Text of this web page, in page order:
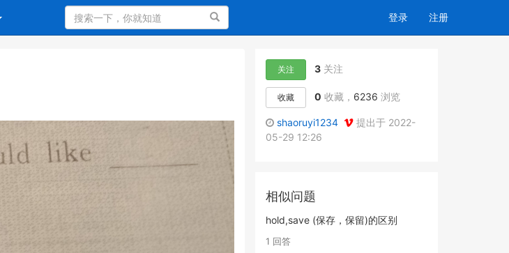
搜索 登录 注册
关注 3关注
收藏 0 收藏， 6236 浏览
shaoruyi1234
提出于 2022-
05-29 12:26
相似问题
hold,save (保存，保留)的区别
1 回答